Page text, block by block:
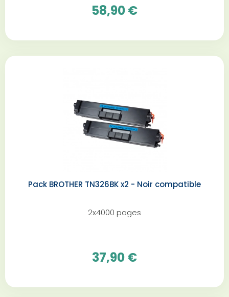
58,90 €
Pack BROTHER TN326BK x2 - Noir compatible
2x4000 pages
37,90 €